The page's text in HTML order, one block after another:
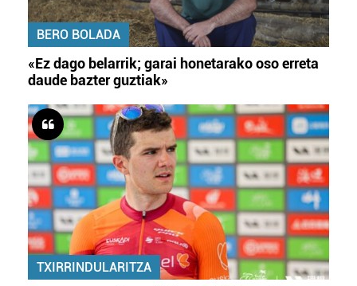
BERO BOLADA
«Ez dago belarrik; garai honetarako oso erreta
daude bazter guztiak»
TXIRRINDULARITZA